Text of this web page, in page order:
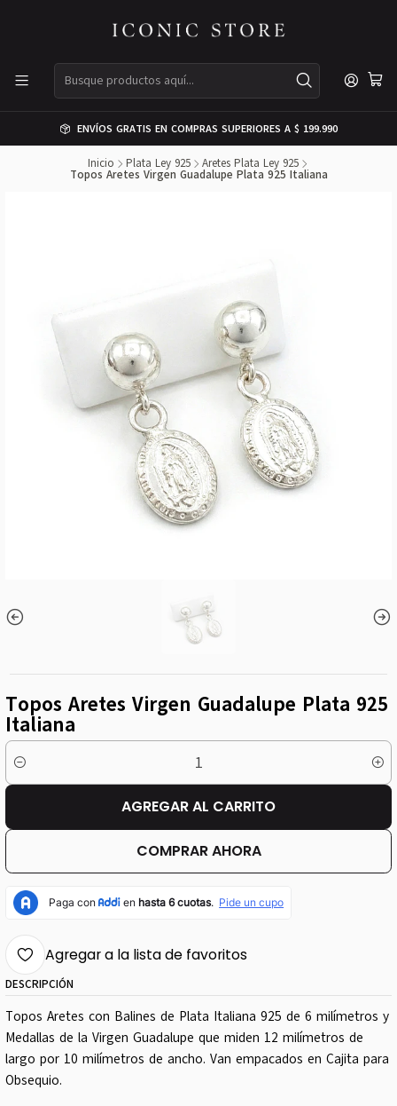
ENVÍOS GRATIS EN COMPRAS SUPERIORES A $ 199.990
Inicio Plata Ley 925 Aretes Plata Ley 925
Topos Aretes Virgen Guadalupe Plata 925 Italiana
Topos Aretes Virgen Guadalupe Plata 925
Italiana
Cantidad
AGREGAR AL CARRITO
COMPRAR AHORA
Agregar a la lista de favoritos
DESCRIPCIÓN
Topos Aretes con Balines de Plata Italiana 925 de 6 milímetros y
Medallas de la Virgen Guadalupe que miden 12 milímetros de
largo por 10 milímetros de ancho. Van empacados en Cajita para
Obsequio.